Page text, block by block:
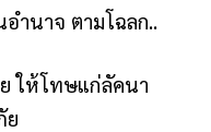
ำนาจ ตามโฉลก..
ให้โทษแก่ลัคนา
ย